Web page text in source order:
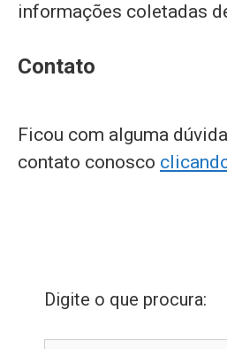
informações coletadas
Contato
Ficou com alguma
contato conosco
Digite o que procura: